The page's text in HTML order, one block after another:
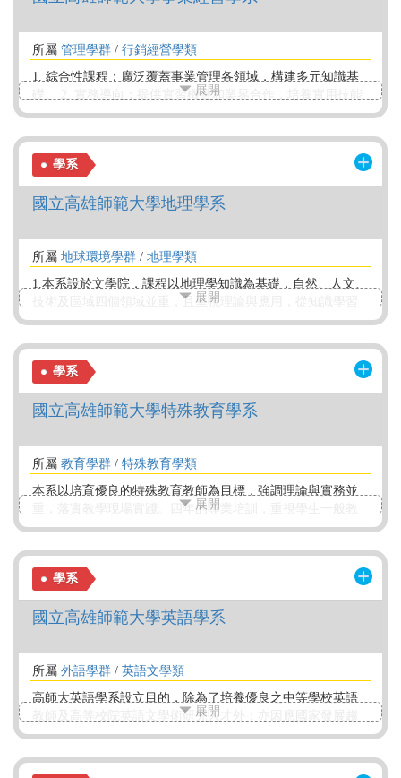
所屬 管理學群 / 行銷經營學類
1. 綜合性課程：廣泛覆蓋事業管理各領域，構建多元知識基
礎。 2. 實務導向：提供實習機會和業界合作，培養實用技能
和經驗。 3. 國際化：國際交流機會，培養國際觀念和跨文化
驗，提供高品質指導。
展開
學系
國立高雄師範大學地理學系
所屬 地球環境學群 / 地理學類
1.本系設於文學院，課程以地理學知識為基礎，自然、人文、
技術及區域四個領域並重，且重視理論與應用，從知識學習
到田野實察，形成系統性和綜合性的引導探究課程。2.本系教
理教育、空間資訊、都市規劃和環境經營等研究成果，為本
系勤耕的展現。3.本系設有一貫修讀學、碩士學位，提供縮短
修業年限及持續進修之途。
展開
學系
國立高雄師範大學特殊教育學系
所屬 教育學群 / 特殊教育學類
本系以培育優良的特殊教育教師為目標，強調理論與實務並
重，落實教學現場實踐。四年的專業培訓，重視學生一般教
育基本素養與特殊教育的專業知能。
展開
學系
國立高雄師範大學英語學系
所屬 外語學群 / 英語文學類
高師大英語學系設立目的，除為了培養優良之中等學校英語
教師及高等校院英語文學術研究人才外；亦因應國家發展趨
勢及需求，亦著重培植跨領域符合多元化社會之外語人才。
展開